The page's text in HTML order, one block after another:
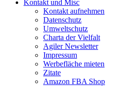
Kontakt und Misc
Kontakt aufnehmen
Datenschutz
Umweltschutz
Charta der Vielfalt
Agiler Newsletter
Impressum
Werbefläche mieten
Zitate
Amazon FBA Shop